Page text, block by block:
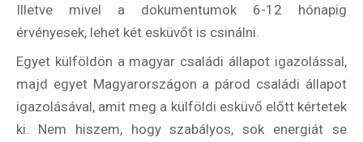
Felhasználási feltételek
Illetve mivel a dokumentumok 6-12 hónapig
érvényesek, lehet két esküvőt is csinálni.
Egyet külföldön a magyar családi állapot igazolással,
majd egyet Magyarországon a párod családi állapot
igazolásával, amit meg a külföldi esküvő előtt kértetek
ki. Nem hiszem, hogy szabályos, sok energiát se